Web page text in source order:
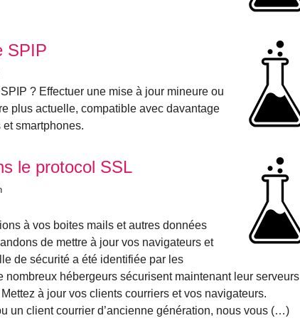
SPIP
? Effectuer une mise à jour mineure ou
plus actuelle, compatible avec davantage
smartphones.
le protocol SSL
à vos boites mails et autres données
de mettre à jour vos navigateurs et
de sécurité a été identifiée par les
nombreux hébergeurs sécurisent maintenant leur serveurs
à jour vos clients courriers et vos navigateurs.
un client courrier d’ancienne génération, nous vous (…)